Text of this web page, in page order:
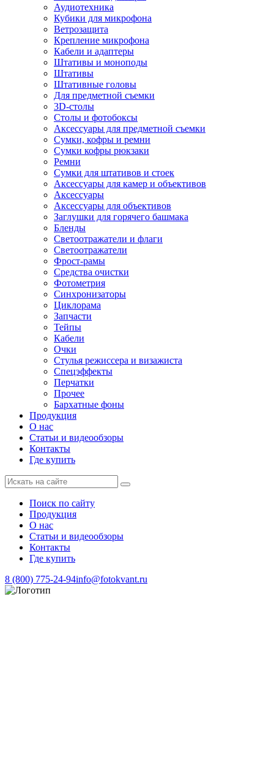
Аудиотехника
Кубики для микрофона
Ветрозащита
Крепление микрофона
Кабели и адаптеры
Штативы и моноподы
Штативы
Штативные головы
Для предметной съемки
3D-столы
Столы и фотобоксы
Аксессуары для предметной съемки
Сумки, кофры и ремни
Сумки кофры рюкзаки
Ремни
Сумки для штативов и стоек
Аксессуары для камер и объективов
Аксессуары
Аксессуары для объективов
Заглушки для горячего башмака
Бленды
Светоотражатели и флаги
Светоотражатели
Фрост-рамы
Средства очистки
Фотометрия
Синхронизаторы
Циклорама
Запчасти
Тейпы
Кабели
Очки
Стулья режиссера и визажиста
Спецэффекты
Перчатки
Прочее
Бархатные фоны
Продукция
О нас
Статьи и видеообзоры
Контакты
Где купить
Поиск по сайту
Продукция
О нас
Статьи и видеообзоры
Контакты
Где купить
8 (800) 775-24-94info@fotokvant.ru